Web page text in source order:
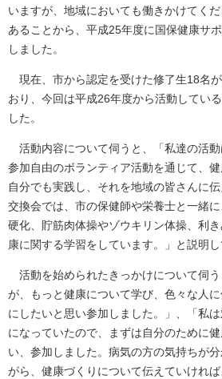
いますが、地域においても働きかけてく
あることから、平成25年度に国保健康サ
しました。
現在、市から認定を受けた修了生18名
おり、今回は平成26年度から活動してい
した。
活動内容について伺うと、「私達の活
参加自由のボランティア活動を通じて、健
自分でも実践し、それを地域の皆さんに
交換会では、市の保健師や栄養士と一緒
硬化、貯筋肉体操やゾウキリン体操、利
康に関する学習をしています。」と説明し
活動を始められたきっかけについて伺
が、もっと健康について学び、色々な人
にしたいと思い参加しました。」、「私
になっていたので、まずは自分のために
い、参加しました。病気の方の気持ちが
がら、健康づくりについて伝えていければ